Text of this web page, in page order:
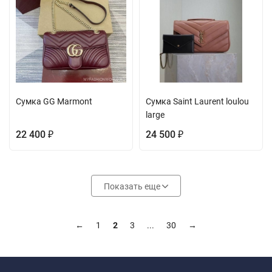
Сумка GG Marmont
22 400 ₽
Сумка Saint Laurent loulou
large
24 500 ₽
Показать еще
← 1 2 3 ... 30 →